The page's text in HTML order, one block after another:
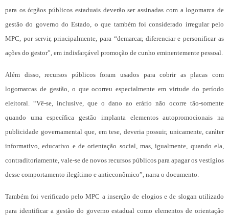
para os órgãos públicos estaduais deverão ser assinadas com a logomarca de
gestão do governo do Estado, o que também foi considerado irregular pelo
MPC, por servir, principalmente, para “demarcar, diferenciar e personificar as
ações do gestor”, em indisfarçável promoção de cunho eminentemente pessoal.
Além disso, recursos públicos foram usados para cobrir as placas com
logomarcas de gestão, o que ocorreu especialmente em virtude do período
eleitoral. “Vê-se, inclusive, que o dano ao erário não ocorre tão-somente
quando uma específica gestão implanta elementos autopromocionais na
publicidade governamental que, em tese, deveria possuir, unicamente, caráter
informativo, educativo e de orientação social, mas, igualmente, quando ela,
contraditoriamente, vale-se de novos recursos públicos para apagar os vestígios
desse comportamento ilegítimo e antieconômico”, narra o documento.
Também foi verificado pelo MPC a inserção de elogios e de slogan utilizado
para identificar a gestão do governo estadual como elementos de orientação